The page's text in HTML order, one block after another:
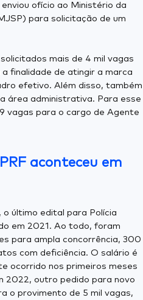
ofício ao Ministério da
para solicitação de um
mais de 4 mil vagas
finalidade de atingir a marca
efetivo. Além disso, também
área administrativa. Para esse
vagas para o cargo de Agente
aconteceu em
último edital para Polícia
em 2021. Ao todo, foram
para ampla concorrência, 300
com deficiência. O salário é
ocorrido nos primeiros meses
2022, outro pedido para novo
o provimento de 5 mil vagas,